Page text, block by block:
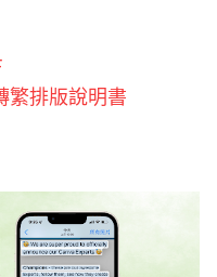
繁排版說明書